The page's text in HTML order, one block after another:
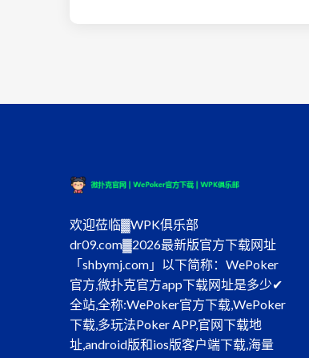
欢迎莅临▓WPK俱乐部
dr09.com▓2026最新版官方下载网址
「shbymj.com」以下简称：WePoker
官方,微扑克官方app下载网址是多少✔
全站,全称:WePoker官方下载,WePoker
下载,多玩法Poker APP,官网下载地
址,android版和ios版客户端下载,海量